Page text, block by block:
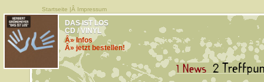
Startseite |Â Impressum
DAS IST LOS
CD / VINYL
Â» Infos
Â» jetzt bestellen!